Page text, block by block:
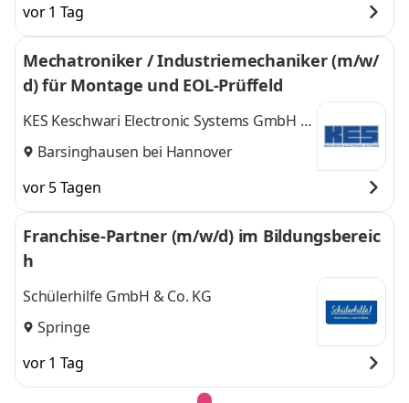
vor 1 Tag
Mechatroniker / Industriemechaniker (m/w/
d) für Montage und EOL-Prüffeld
KES Keschwari Electronic Systems GmbH &
Co. KG
Barsinghausen bei Hannover
vor 5 Tagen
Franchise-Partner (m/w/d) im Bildungsbereic
h
Schülerhilfe GmbH & Co. KG
Springe
vor 1 Tag